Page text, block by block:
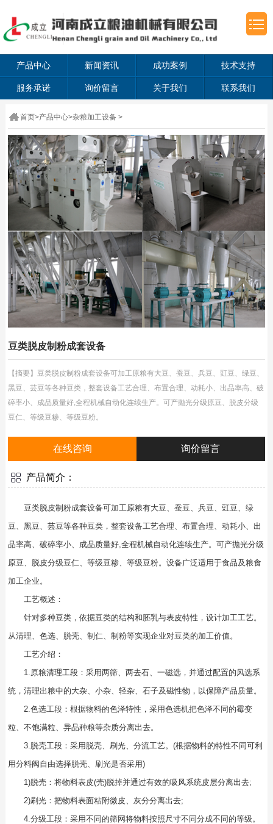
产品中心 新闻资讯 成功案例 技术支持
服务承诺 询价留言 关于我们 联系我们
首页>产品中心>杂粮加工设备 >
豆类脱皮制粉成套设备
【摘要】豆类脱皮制粉成套设备可加工原粮有大豆、蚕豆、兵豆、豇豆、绿豆、
黑豆、芸豆等各种豆类，整套设备工艺合理、布置合理、动耗小、出品率高、破
碎率小、成品质量好,全程机械自动化连续生产。可产拋光分级原豆、脱皮分级
豆仁、等级豆糁、等级豆粉。
在线咨询 询价留言
产品简介：
豆类脱皮制粉成套设备可加工原粮有大豆、蚕豆、兵豆、豇豆、绿
豆、黑豆、芸豆等各种豆类，整套设备工艺合理、布置合理、动耗小、出
品率高、破碎率小、成品质量好,全程机械自动化连续生产。可产拋光分级
原豆、脱皮分级豆仁、等级豆糁、等级豆粉。设备广泛适用于食品及粮食
加工企业。
工艺概述：
针对多种豆类，依据豆类的结构和胚乳与表皮特性，设计加工工艺。
从清理、色选、脱壳、制仁、制粉等实现企业对豆类的加工价值。
工艺介绍：
1.原粮清理工段：采用两筛、两去石、一磁选，并通过配置的风选系
统，清理出粮中的大杂、小杂、轻杂、石子及磁性物，以保障产品质量。
2.色选工段：根据物料的色泽特性，采用色选机把色泽不同的霉变
粒、不饱满粒、异品种粮等杂质分离出去。
3.脱壳工段：采用脱壳、刷光、分流工艺。(根据物料的特性不同可利
用分料阀自由选择脱壳、刷光是否采用)
1)脱壳：将物料表皮(壳)脱掉并通过有效的吸风系统皮层分离出去;
2)刷光：把物料表面粘附微皮、灰分分离出去;
4.分级工段：采用不同的筛网将物料按照尺寸不同分成不同的等级。